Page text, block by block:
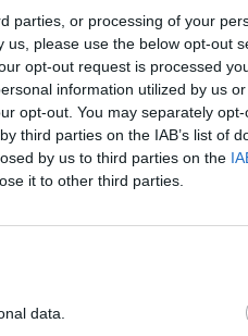
parties, or processing of your
please use the below opt-out
opt-out request is processed
information utilized by us
opt-out. You may separately
third parties on the IAB’s list of
by us to third parties on the
it to other third parties.
data.
tu